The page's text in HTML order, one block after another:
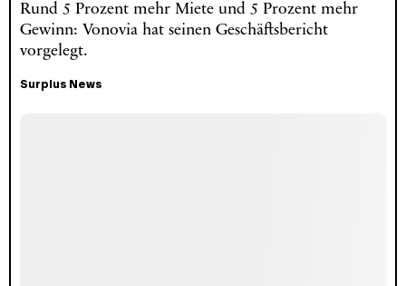
Rund 5 Prozent mehr Miete und 5 Prozent mehr
Gewinn: Vonovia hat seinen Geschäftsbericht
vorgelegt.
Surplus News